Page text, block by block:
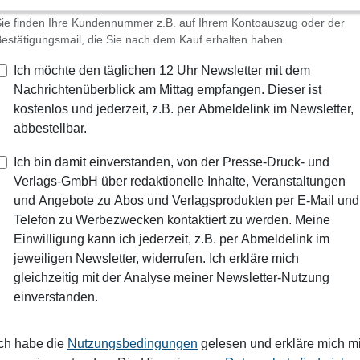
finden Ihre Kundennummer z.B. auf Ihrem Kontoauszug oder der
die Sie nach dem Kauf erhalten haben.
Ich möchte den täglichen 12 Uhr Newsletter mit dem
Nachrichtenüberblick am Mittag empfangen. Dieser ist
kostenlos und jederzeit, z.B. per Abmeldelink im Newsletter,
abbestellbar.
Ich bin damit einverstanden, von der Presse-Druck- und
Verlags-GmbH über redaktionelle Inhalte, Veranstaltungen
und Angebote zu Abos und Verlagsprodukten per E-Mail und
Telefon zu Werbezwecken kontaktiert zu werden. Meine
Einwilligung kann ich jederzeit, z.B. per Abmeldelink im
jeweiligen Newsletter, widerrufen. Ich erkläre mich
gleichzeitig mit der Analyse meiner Newsletter-Nutzung
einverstanden.
habe die Nutzungsbedingungen gelesen und erkläre mich